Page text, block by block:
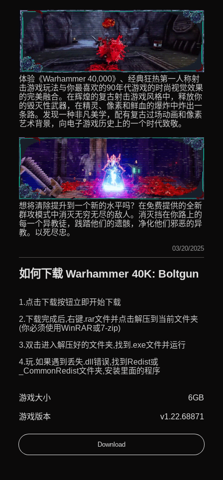
体验《Warhammer 40,000》、经典狂热第一人称射
击游戏玩法与你最喜欢的90年代游戏的时尚视觉效果
的完美融合。在辉煌的复古射击游戏风格中，释放你
的毁灭性武器，在精灵、像素和鲜血的爆炸中炸出一
条路。发现一种非凡美学，配有复古过场动画和像素
艺术背景，向电子游戏历史上的一个时代致敬。
想将清除提升到一个新的水平吗？在免费提供的全新
群攻模式中消灭无穷无尽的敌人。消灭挡在你路上的
每一个异教徒，践踏他们的遗骸，净化他们邪恶的异
教。以死尽忠。
03/20/2025
如何下载 Warhammer 40K: Boltgun
1.点击下载按钮立即开始下载
2.下载完成后,右键.rar文件并点击解压到当前文件夹
(你必须使用WinRAR或7-zip)
3.双击进入解压好的文件夹,找到.exe文件并运行
4.玩.如果遇到丢失.dll错误,找到Redist或
_CommonRedist文件夹,安装里面的程序
游戏大小 6GB
游戏版本 v1.22.68871
Download